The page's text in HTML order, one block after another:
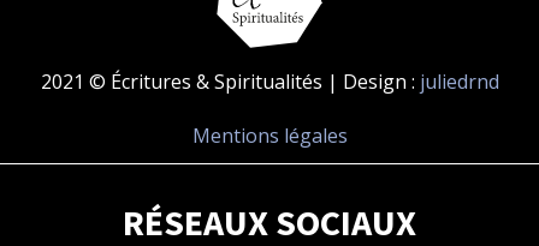
2021 © Écritures & Spiritualités | Design : juliedrnd
Mentions légales
RÉSEAUX SOCIAUX